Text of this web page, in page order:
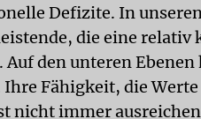
Defizite. In
die eine
den unteren
Fähigkeit, die Werte
nicht immer